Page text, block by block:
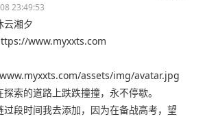
23:49:53
云湘夕
www.myxxts.com
assets/img/avatar.jpg
探索的道路上跌跌撞撞，永不停歇。
过段时间我去添加，因为在备战高考，望